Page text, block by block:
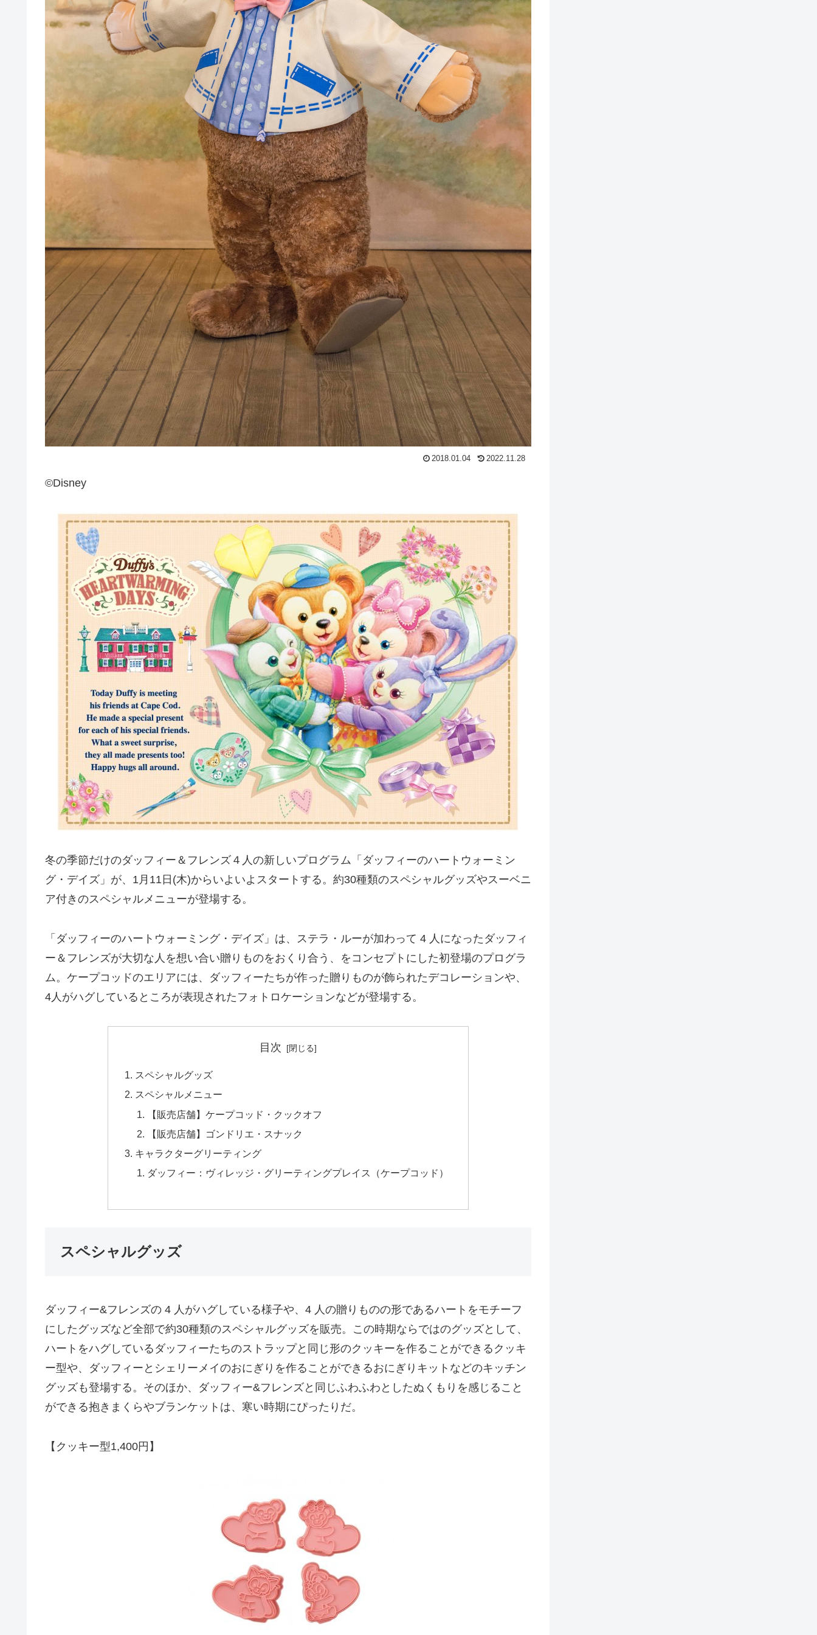
2018.01.04 2022.11.28
©Disney
冬の季節だけのダッフィー＆フレンズ４人の新しいプログラム「ダッフィーのハートウォーミン
グ・デイズ」が、1月11日(木)からいよいよスタートする。約30種類のスペシャルグッズやスーベニ
ア付きのスペシャルメニューが登場する。
「ダッフィーのハートウォーミング・デイズ」は、ステラ・ルーが加わって 4 人になったダッフィ
ー＆フレンズが大切な人を想い合い贈りものをおくり合う、をコンセプトにした初登場のプログラ
ム。ケープコッドのエリアには、ダッフィーたちが作った贈りものが飾られたデコレーションや、
4人がハグしているところが表現されたフォトロケーションなどが登場する。
目次
スペシャルグッズ
スペシャルメニュー
【販売店舗】ケープコッド・クックオフ
【販売店舗】ゴンドリエ・スナック
キャラクターグリーティング
ダッフィー：ヴィレッジ・グリーティングプレイス（ケープコッド）
スペシャルグッズ
ダッフィー&フレンズの 4 人がハグしている様子や、4 人の贈りものの形であるハートをモチーフ
にしたグッズなど全部で約30種類のスペシャルグッズを販売。この時期ならではのグッズとして、
ハートをハグしているダッフィーたちのストラップと同じ形のクッキーを作ることができるクッキ
ー型や、ダッフィーとシェリーメイのおにぎりを作ることができるおにぎりキットなどのキッチン
グッズも登場する。そのほか、ダッフィー&フレンズと同じふわふわとしたぬくもりを感じること
ができる抱きまくらやブランケットは、寒い時期にぴったりだ。
【クッキー型1,400円】